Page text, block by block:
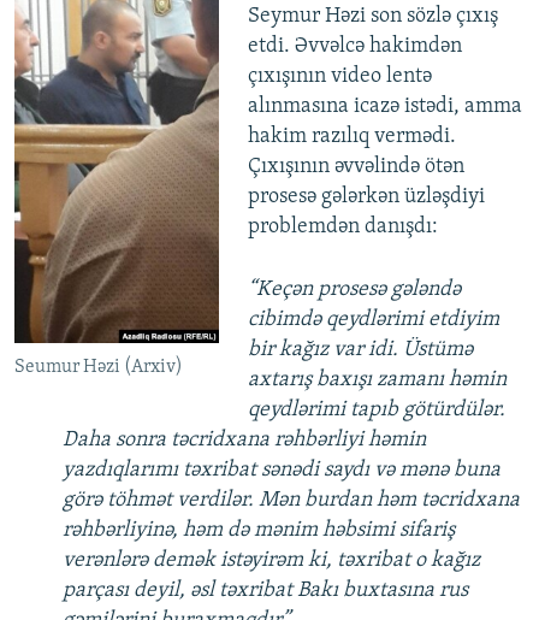
Seumur Həzi (Arxiv)
Seymur Həzi son sözlə çıxış
etdi. Əvvəlcə hakimdən
çıxışının video lentə
alınmasına icazə istədi, amma
hakim razılıq vermədi.
Çıxışının əvvəlində ötən
prosesə gələrkən üzləşdiyi
problemdən danışdı:
“Keçən prosesə gələndə
cibimdə qeydlərimi etdiyim
bir kağız var idi. Üstümə
axtarış baxışı zamanı həmin
qeydlərimi tapıb götürdülər.
Daha sonra təcridxana rəhbərliyi həmin
yazdıqlarımı təxribat sənədi saydı və mənə buna
görə töhmət verdilər. Mən burdan həm təcridxana
rəhbərliyinə, həm də mənim həbsimi sifariş
verənlərə demək istəyirəm ki, təxribat o kağız
parçası deyil, əsl təxribat Bakı buxtasına rus